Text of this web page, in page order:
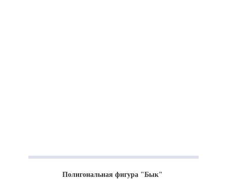
Полигональная фигура "Бык"